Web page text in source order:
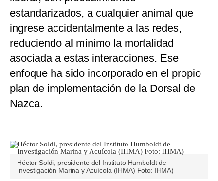
estandarizados, a cualquier animal que
ingrese accidentalmente a las redes,
reduciendo al mínimo la mortalidad
asociada a estas interacciones. Ese
enfoque ha sido incorporado en el propio
plan de implementación de la Dorsal de
Nazca.
Héctor Soldi, presidente del Instituto Humboldt de
Investigación Marina y Acuícola (IHMA) Foto: IHMA)